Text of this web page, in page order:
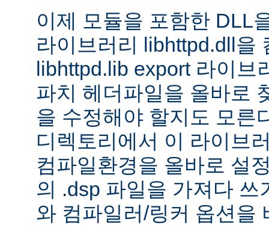
이제 모듈을 포함한 DLL
라이브러리 libhttpd.dll을
libhttpd.lib export 라이브
파치 헤더파일을 올바로
을 수정해야 할지도 모른
디렉토리에서 이 라이브
컴파일환경을 올바로 설
의 .dsp 파일을 가져다 쓰
와 컴파일러/링커 옵션을